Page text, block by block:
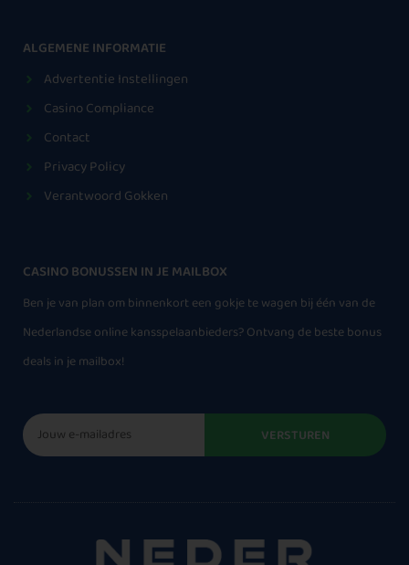
ALGEMENE INFORMATIE
Advertentie Instellingen
Casino Compliance
Contact
Privacy Policy
Verantwoord Gokken
CASINO BONUSSEN IN JE MAILBOX
Ben je van plan om binnenkort een gokje te wagen bij één van de
Nederlandse online kansspelaanbieders? Ontvang de beste bonus
deals in je mailbox!
VERSTUREN